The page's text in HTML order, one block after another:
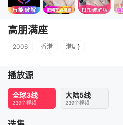
高朋满座
2006 香港 港剧}
播放源
全球3线
239个视频
大陆5线
239个视频